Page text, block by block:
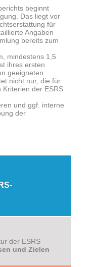
beginnt
Das liegt vor
für
Angaben
bereits zum
mindestens 1,5
ihres ersten
geeigneten
nicht nur, die für
der ESRS
und ggf. interne
der
der ESRS
und Zielen